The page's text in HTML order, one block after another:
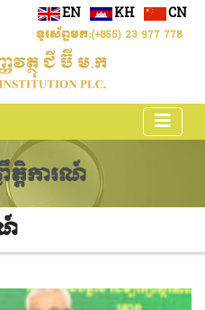
EN KH CN
ទូរស័ព្ទមក:(+855) 23 977 778
តិការណ៍